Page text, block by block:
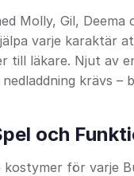
Molly, Gil,
varje karaktär
till läkare. Njut av
krävs –
och
för varje